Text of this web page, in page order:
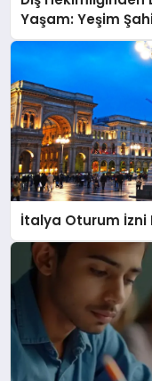
Yaşam: Yeşim
İtalya Oturum İzni